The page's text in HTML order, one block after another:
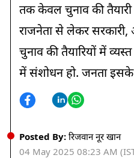
तक केवल चुनाव की
राजनेता से लेकर सरकारी,
चुनाव की तैयारियों में
में संशोधन हो. जनता
Posted By: रिजवान नूर खान
04 May 2025 08:23 AM